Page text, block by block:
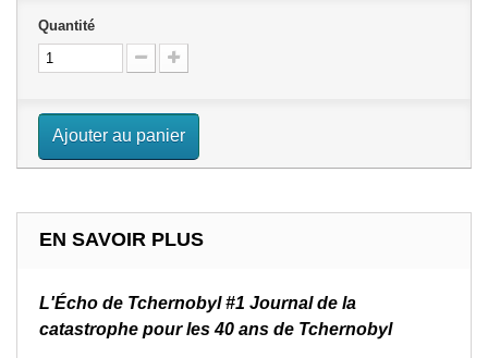
Quantité
Ajouter au panier
EN SAVOIR PLUS
L'Écho de Tchernobyl #1 Journal de la
catastrophe pour les 40 ans de Tchernobyl